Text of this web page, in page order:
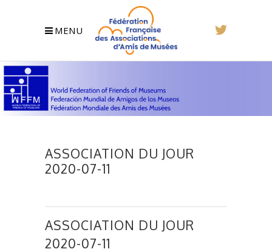
MENU
ASSOCIATION DU JOUR
2020-07-11
ASSOCIATION DU JOUR
2020-07-11